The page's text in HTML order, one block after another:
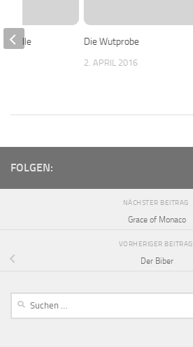
Die Wutprobe
2. APRIL 2016
Falle
FOLGEN:
NÄCHSTER BEITRAG
Grace of Monaco
VORHERIGER BEITRAG
Der Biber